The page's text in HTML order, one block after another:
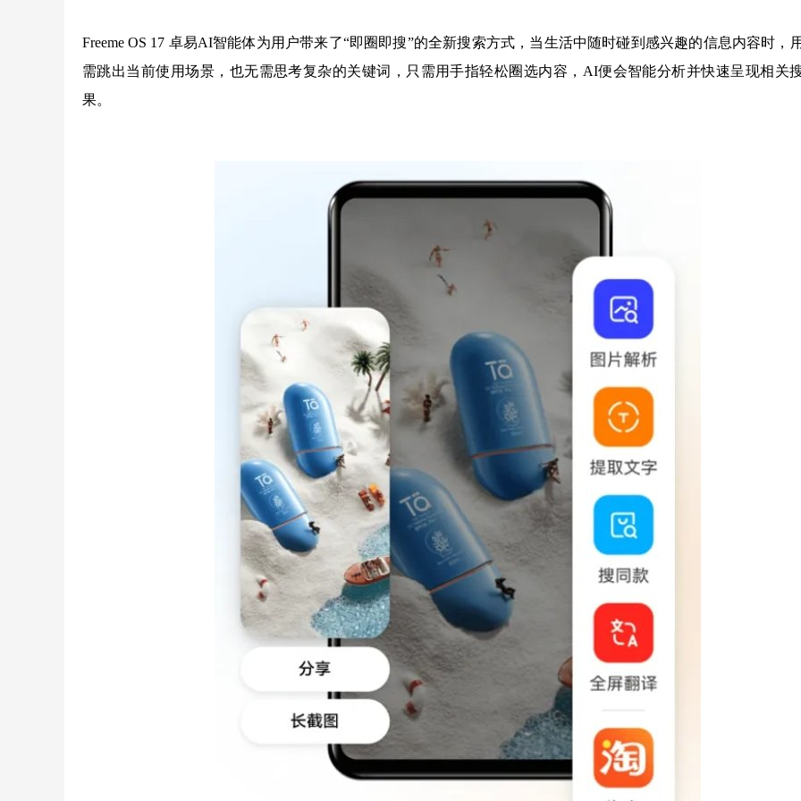
Freeme OS 17 卓易AI智能体为用户带来了“即圈即搜”的全新搜索方式，当生活中随时碰到感兴趣的信息内容时，
需跳出当前使用场景，也无需思考复杂的关键词，只需用手指轻松圈选内容，AI便会智能分析并快速呈现相关
果。